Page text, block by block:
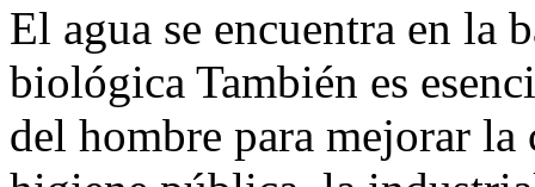
El agua se encuentra en la
biológica También es
del hombre para mejorar